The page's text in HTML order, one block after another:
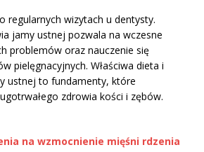
regularnych wizytach u dentysty.
jamy ustnej pozwala na wczesne
problemów oraz nauczenie się
pielęgnacyjnych. Właściwa dieta i
ustnej to fundamenty, które
zdrowia kości i zębów.
na wzmocnienie mięśni rdzenia